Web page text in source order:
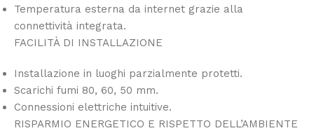
Temperatura esterna da internet grazie alla
connettività integrata.
FACILITÀ DI INSTALLAZIONE
Installazione in luoghi parzialmente protetti.
Scarichi fumi 80, 60, 50 mm.
Connessioni elettriche intuitive.
RISPARMIO ENERGETICO E RISPETTO DELL’AMBIENTE